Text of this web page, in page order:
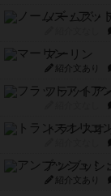
ノームズ・
マーリン
紹介文あり
フラットア
トランスオ
アンブッシ
紹介文あり